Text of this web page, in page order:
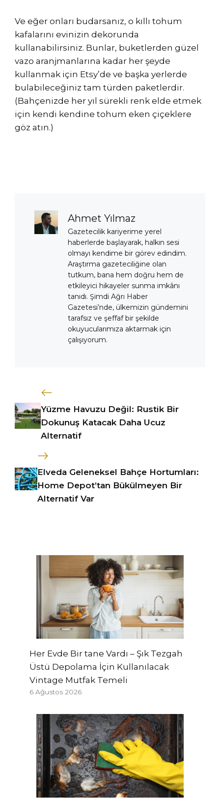
Ve eğer onları budarsanız, o kıllı tohum
kafalarını evinizin dekorunda
kullanabilirsiniz. Bunlar, buketlerden güzel
vazo aranjmanlarına kadar her şeyde
kullanmak için Etsy’de ve başka yerlerde
bulabileceğiniz tam türden paketlerdir.
(Bahçenizde her yıl sürekli renk elde etmek
için kendi kendine tohum eken çiçeklere
göz atın.)
Ahmet Yılmaz
Gazetecilik kariyerime yerel
haberlerde başlayarak, halkın sesi
olmayı kendime bir görev edindim.
Araştırma gazeteciliğine olan
tutkum, bana hem doğru hem de
etkileyici hikayeler sunma imkânı
tanıdı. Şimdi Ağrı Haber
Gazetesi’nde, ülkemizin gündemini
tarafsız ve şeffaf bir şekilde
okuyucularımıza aktarmak için
çalışıyorum.
Yüzme Havuzu Değil: Rustik Bir
Dokunuş Katacak Daha Ucuz
Alternatif
Elveda Geleneksel Bahçe Hortumları:
Home Depot’tan Bükülmeyen Bir
Alternatif Var
Her Evde Bir tane Vardı – Şık Tezgah
Üstü Depolama İçin Kullanılacak
Vintage Mutfak Temeli
6 Ağustos 2026